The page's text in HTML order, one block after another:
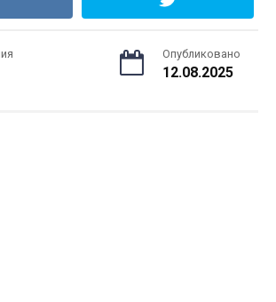
Опубликовано
12.08.2025